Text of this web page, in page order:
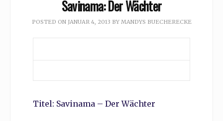
Savinama: Der Wächter
POSTED ON JANUAR 4, 2013 BY MANDYS BUECHERECKE
Titel: Savinama – Der Wächter